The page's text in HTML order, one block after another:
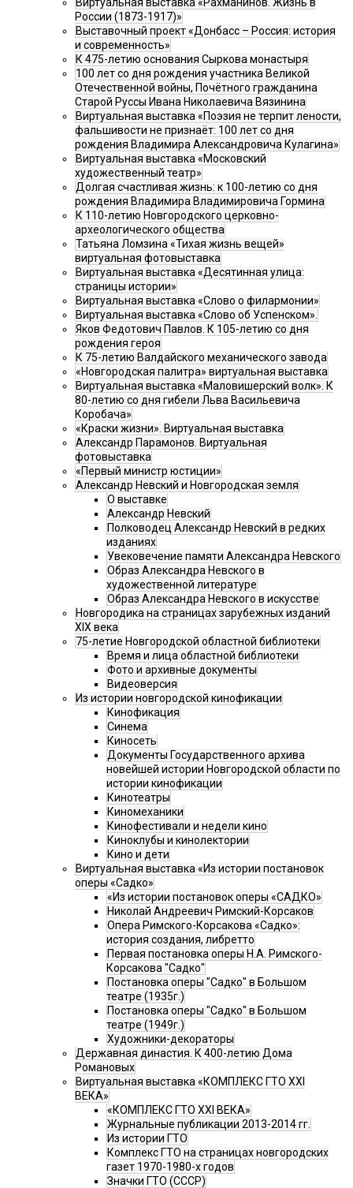
Виртуальная выставка «Рахманинов. Жизнь в
России (1873-1917)»
Выставочный проект «Донбасс – Россия: история
и современность»
К 475-летию основания Сыркова монастыря
100 лет со дня рождения участника Великой
Отечественной войны, Почётного гражданина
Старой Руссы Ивана Николаевича Вязинина
Виртуальная выставка «Поэзия не терпит лености,
фальшивости не признаёт: 100 лет со дня
рождения Владимира Александровича Кулагина»
Виртуальная выставка «Московский
художественный театр»
Долгая счастливая жизнь: к 100-летию со дня
рождения Владимира Владимировича Гормина
К 110-летию Новгородского церковно-
археологического общества
Татьяна Ломзина «Тихая жизнь вещей»
виртуальная фотовыставка
Виртуальная выставка «Десятинная улица:
страницы истории»
Виртуальная выставка «Слово о филармонии»
Виртуальная выставка «Слово об Успенском».
Яков Федотович Павлов. К 105-летию со дня
рождения героя
К 75-летию Валдайского механического завода
«Новгородская палитра» виртуальная выставка
Виртуальная выставка «Маловишерский волк». К
80-летию со дня гибели Льва Васильевича
Коробача»
«Краски жизни». Виртуальная выставка
Александр Парамонов. Виртуальная
фотовыставка
«Первый министр юстиции»
Александр Невский и Новгородская земля
О выставке
Александр Невский
Полководец Александр Невский в редких
изданиях
Увековечение памяти Александра Невского
Образ Александра Невского в
художественной литературе
Образ Александра Невского в искусстве
Новгородика на страницах зарубежных изданий
XIX века
75-летие Новгородской областной библиотеки
Время и лица областной библиотеки
Фото и архивные документы
Видеоверсия
Из истории новгородской кинофикации
Кинофикация
Синема
Киносеть
Документы Государственного архива
новейшей истории Новгородской области по
истории кинофикации
Кинотеатры
Киномеханики
Кинофестивали и недели кино
Киноклубы и кинолектории
Кино и дети
Виртуальная выставка «Из истории постановок
оперы «Садко»
«Из истории постановок оперы «САДКО»
Николай Андреевич Римский-Корсаков
Опера Римского-Корсакова «Садко»:
история создания, либретто
Первая постановка оперы Н.А. Римского-
Корсакова "Садко"
Постановка оперы "Садко" в Большом
театре (1935г.)
Постановка оперы "Садко" в Большом
театре (1949г.)
Художники-декораторы
Державная династия. К 400-летию Дома
Романовых
Виртуальная выставка «КОМПЛЕКС ГТО XXI
ВЕКА»
«КОМПЛЕКС ГТО XXI ВЕКА»
Журнальные публикации 2013-2014 гг.
Из истории ГТО
Комплекс ГТО на страницах новгородских
газет 1970-1980-х годов
Значки ГТО (СССР)